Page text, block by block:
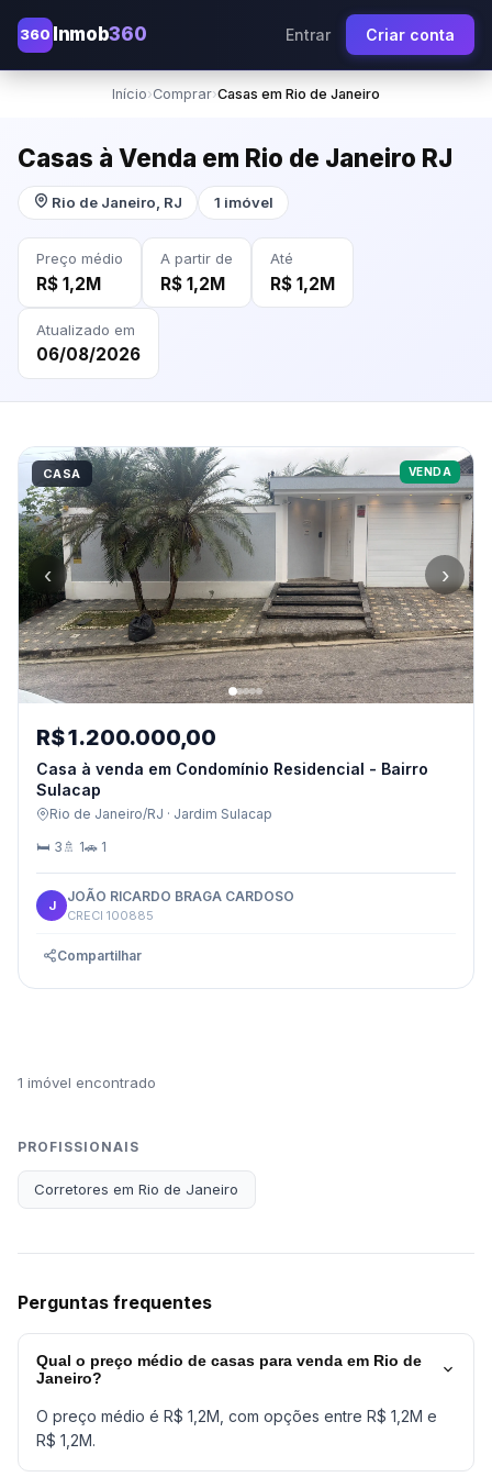
360 Inmob360 Entrar Criar conta
Início›Comprar›Casas em Rio de Janeiro
Casas à Venda em Rio de Janeiro RJ
Rio de Janeiro, RJ 1 imóvel
Preço médio
R$ 1,2M
A partir de
R$ 1,2M
Até
R$ 1,2M
Atualizado em
06/08/2026
CASA VENDA
‹ ›
R$ 1.200.000,00
Casa à venda em Condomínio Residencial - Bairro
Sulacap
Rio de Janeiro/RJ · Jardim Sulacap
🛏 3 🚿 1🚗 1
J
JOÃO RICARDO BRAGA CARDOSO
CRECI 100885
Compartilhar
1 imóvel encontrado
PROFISSIONAIS
Corretores em Rio de Janeiro
Perguntas frequentes
Qual o preço médio de casas para venda em Rio de
Janeiro?
O preço médio é R$ 1,2M, com opções entre R$ 1,2M e
R$ 1,2M.